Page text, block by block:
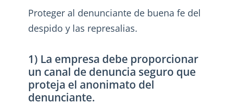
Proteger al denunciante de buena fe del
despido y las represalias.
1) La empresa debe proporcionar
un canal de denuncia seguro que
proteja el anonimato del
denunciante.